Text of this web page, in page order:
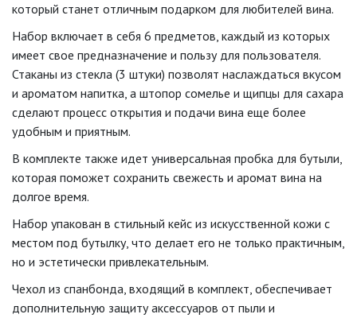
который станет отличным подарком для любителей вина.
Набор включает в себя 6 предметов, каждый из которых
имеет свое предназначение и пользу для пользователя.
Стаканы из стекла (3 штуки) позволят наслаждаться вкусом
и ароматом напитка, а штопор сомелье и щипцы для сахара
сделают процесс открытия и подачи вина еще более
удобным и приятным.
В комплекте также идет универсальная пробка для бутыли,
которая поможет сохранить свежесть и аромат вина на
долгое время.
Набор упакован в стильный кейс из искусственной кожи с
местом под бутылку, что делает его не только практичным,
но и эстетически привлекательным.
Чехол из спанбонда, входящий в комплект, обеспечивает
дополнительную защиту аксессуаров от пыли и